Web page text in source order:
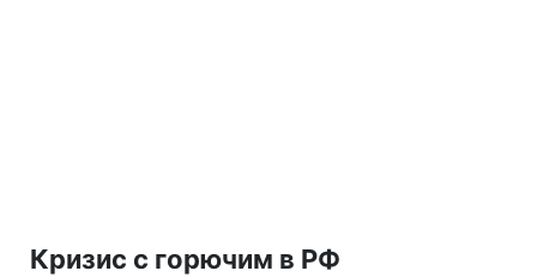
Кризис с горючим в РФ